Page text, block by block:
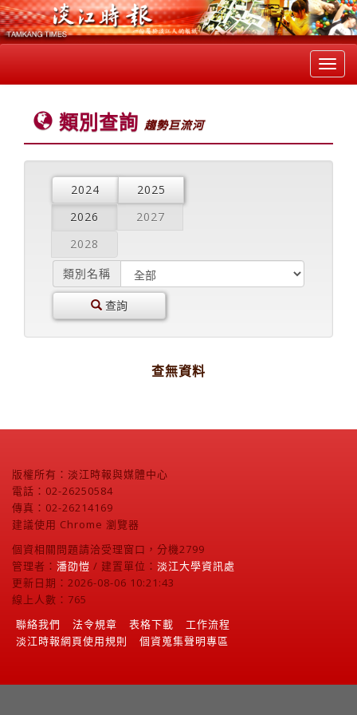
類別查詢 趨勢巨流河
2024
2025
2026
2027
2028
類別名稱
查詢
查無資料
版權所有：淡江時報與媒體中心
電話：02-26250584
傳真：02-26214169
建議使用 Chrome 瀏覽器
個資相關問題請洽受理窗口，分機2799
管理者： 潘劭愷 / 建置單位： 淡江大學資訊處
更新日期：2026-08-06 10:21:43
線上人數：765
聯絡我們
法令規章 表格下載
工作流程
淡江時報網頁使用規則
個資蒐集聲明專區